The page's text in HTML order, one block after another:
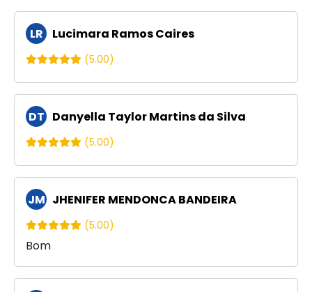
LR Lucimara Ramos Caires
(5.00)
DT Danyella Taylor Martins da Silva
(5.00)
JM JHENIFER MENDONCA BANDEIRA
(5.00)
Bom